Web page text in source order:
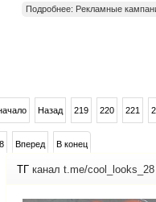
Подробнее: Рекламные
Назад 219 220 221
Вперед В конец
ТГ канал t.me/cool_looks_28